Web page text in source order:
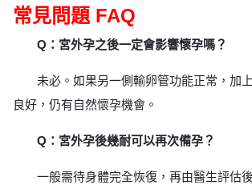
常見問題 FAQ
Q：宮外孕之後一定會影響懷孕嗎？
未必。如果另一側輸卵管功能正常，加
良好，仍有自然懷孕機會。
Q：宮外孕後幾耐可以再次備孕？
一般需待身體完全恢復，再由醫生評估